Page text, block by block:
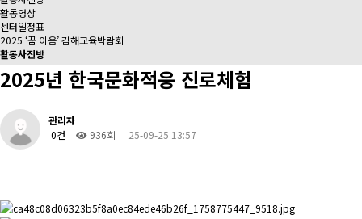
활동영상
센터일정표
2025 ‘꿈 이음’ 김해교육박람회
활동사진방
2025년 한국문화적응 진로체험
관리자
0건
936회 25-09-25 13:57